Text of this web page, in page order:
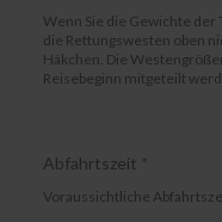
Wenn Sie die Gewichte der
die Rettungswesten oben
Häkchen. Die
Reisebeginn mitgeteilt
Abfahrtszeit *
Voraussichtliche